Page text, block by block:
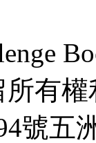
有權
號五